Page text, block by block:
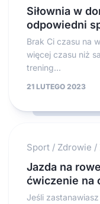
Siłownia w
odpowiedni
Brak Ci czasu na
więcej czasu niż
trening...
21 LUTEGO 2023
Sport / Zdrowie /
Jazda na
ćwiczenie na
Jeśli